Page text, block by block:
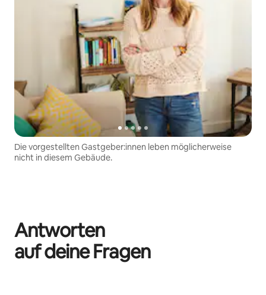
Die vorgestellten Gastgeber:innen leben möglicherweise
nicht in diesem Gebäude.
Antworten
auf deine Fragen